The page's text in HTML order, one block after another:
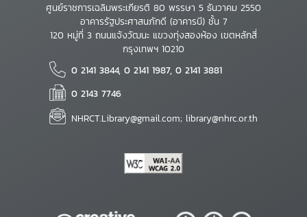
ศูนย์ราชการเฉลิมพระเกียรติ 80 พรรษา 5 ธันวาคม 2550
อาคารรัฐประศาสนภักดี (อาคารบี) ชั้น 7
120 หมู่ที่ 3 ถนนแจ้งวัฒนะ แขวงทุ่งสองห้อง เขตหลักสี่
กรุงเทพฯ 10210
0 2141 3844, 0 2141 1987, 0 2141 3881
0 2143 7746
NHRCT.Library@gmail.com; library@nhrc.or.th